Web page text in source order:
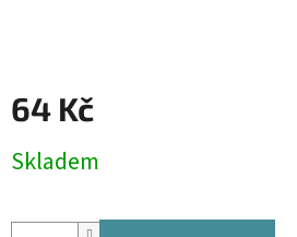
64 Kč
cena:
Skladem